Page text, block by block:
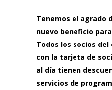
Tenemos el agrado
nuevo beneficio
Todos los socios
con la tarjeta de
al día tienen
servicios de